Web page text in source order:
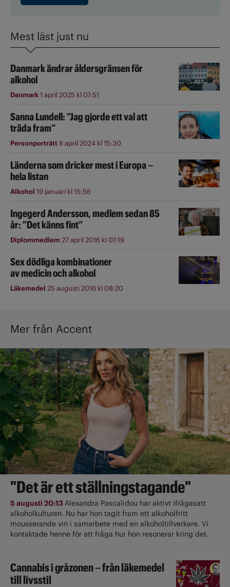
Mest läst just nu
Danmark ändrar åldersgränsen för
alkohol
Danmark1 april 2025 kl 07:51
Sanna Lundell: ”Jag gjorde ett val att
träda fram”
Personporträtt8 april 2024 kl 15:30
Länderna som dricker mest i Europa –
hela listan
Alkohol 19 januari kl 15:56
Ingegerd Andersson, medlem sedan 85
år: ”Det känns fint”
Diplommedlem27 april 2016 kl 07:19
Sex dödliga kombinationer
av medicin och alkohol
Läkemedel 25 augusti 2016 kl 08:20
Mer från Accent
"Det är ett ställningstagande"
5 augusti 20:13Alexandra Pascalidou har aktivt ifrågasatt
alkoholkulturen. Nu har hon tagit fram ett alkoholfritt
mousserande vin i samarbete med en alkoholtillverkare. Vi
kontaktade henne för att fråga hur hon resonerar kring det.
Cannabis i gråzonen – från läkemedel
till livsstil